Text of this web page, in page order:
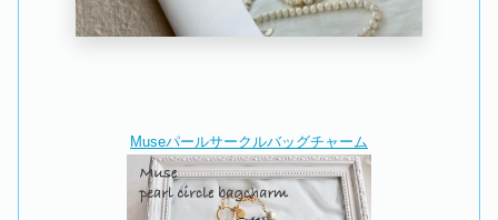
Museパールサークルバッグチャーム